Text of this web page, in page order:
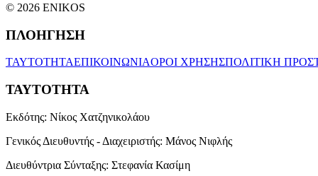
© 2026 ENIKOS
ΠΛΟΗΓΗΣΗ
ΤΑΥΤΟΤΗΤΑΕΠΙΚΟΙΝΩΝΙΑΟΡΟΙ ΧΡΗΣΗΣΠΟΛΙΤΙΚΗ
ΤΑΥΤΟΤΗΤΑ
Εκδότης: Νίκος Χατζηνικολάου
Γενικός Διευθυντής - Διαχειριστής: Μάνος Νιφλής
Διευθύντρια Σύνταξης: Στεφανία Κασίμη